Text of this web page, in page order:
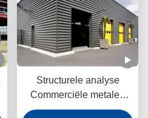
Structurele analyse
Commerciële metalen
gebouwen